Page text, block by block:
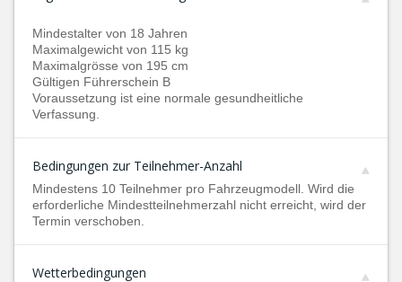
Mindestalter von 18 Jahren
Maximalgewicht von 115 kg
Maximalgrösse von 195 cm
Gültigen Führerschein B
Voraussetzung ist eine normale gesundheitliche
Verfassung.
Bedingungen zur Teilnehmer-Anzahl
Mindestens 10 Teilnehmer pro Fahrzeugmodell. Wird die
erforderliche Mindestteilnehmerzahl nicht erreicht, wird der
Termin verschoben.
Wetterbedingungen